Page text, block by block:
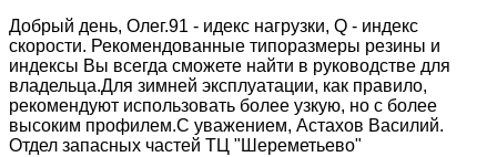
Добрый день, Олег.91 - идекс нагрузки, Q - индекс
скорости. Рекомендованные типоразмеры резины и
индексы Вы всегда сможете найти в руководстве для
владельца.Для зимней эксплуатации, как правило,
рекомендуют использовать более узкую, но с более
высоким профилем.С уважением, Астахов Василий.
Отдел запасных частей ТЦ "Шереметьево"